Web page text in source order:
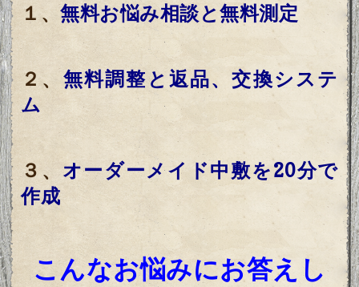
１、無料お悩み相談と無料測定
２、 無料調整と返品、交換システ
ム
３、 オーダーメイド中敷を20分で
作成
こんなお悩みにお答えし